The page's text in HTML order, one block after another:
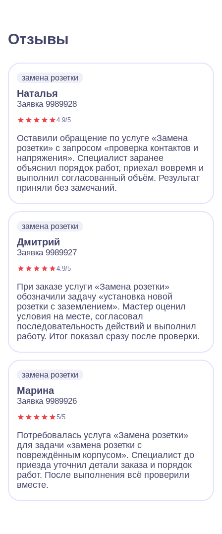
Отзывы
замена розетки
Наталья
Заявка 9989928
4.9/5
Оставили обращение по услуге «Замена
розетки» с запросом «проверка контактов и
напряжения». Специалист заранее
объяснил порядок работ, приехал вовремя и
выполнил согласованный объём. Результат
приняли без замечаний.
замена розетки
Дмитрий
Заявка 9989927
4.9/5
При заказе услуги «Замена розетки»
обозначили задачу «установка новой
розетки с заземлением». Мастер оценил
условия на месте, согласовал
последовательность действий и выполнил
работу. Итог показал сразу после проверки.
замена розетки
Марина
Заявка 9989926
5/5
Потребовалась услуга «Замена розетки»
для задачи «замена розетки с
повреждённым корпусом». Специалист до
приезда уточнил детали заказа и порядок
работ. После выполнения всё проверили
вместе.